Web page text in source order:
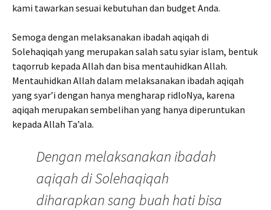
kami tawarkan sesuai kebutuhan dan budget Anda.
Semoga dengan melaksanakan ibadah aqiqah di
Solehaqiqah yang merupakan salah satu syiar islam, bentuk
taqorrub kepada Allah dan bisa mentauhidkan Allah.
Mentauhidkan Allah dalam melaksanakan ibadah aqiqah
yang syar’i dengan hanya mengharap ridloNya, karena
aqiqah merupakan sembelihan yang hanya diperuntukan
kepada Allah Ta’ala.
Dengan melaksanakan ibadah
aqiqah di Solehaqiqah
diharapkan sang buah hati bisa